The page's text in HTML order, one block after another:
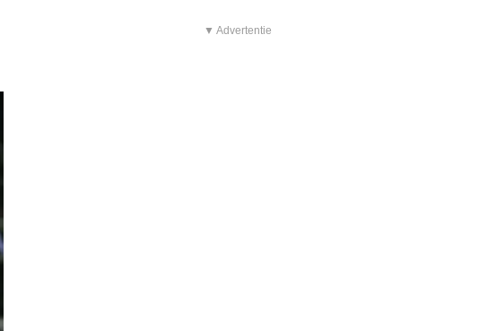
▼ Advertentie